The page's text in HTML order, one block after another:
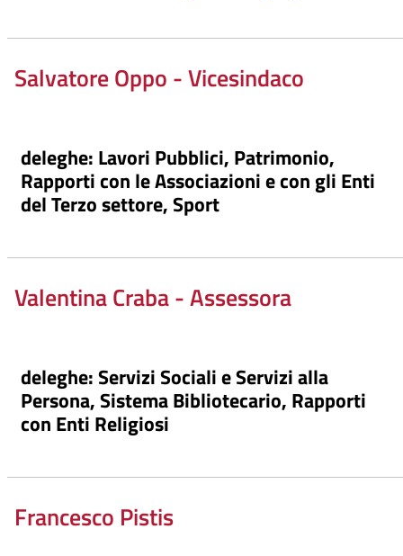
Salvatore Oppo - Vicesindaco
deleghe: Lavori Pubblici, Patrimonio,
Rapporti con le Associazioni e con gli Enti
del Terzo settore, Sport
Valentina Craba - Assessora
deleghe: Servizi Sociali e Servizi alla
Persona, Sistema Bibliotecario, Rapporti
con Enti Religiosi
Francesco Pistis